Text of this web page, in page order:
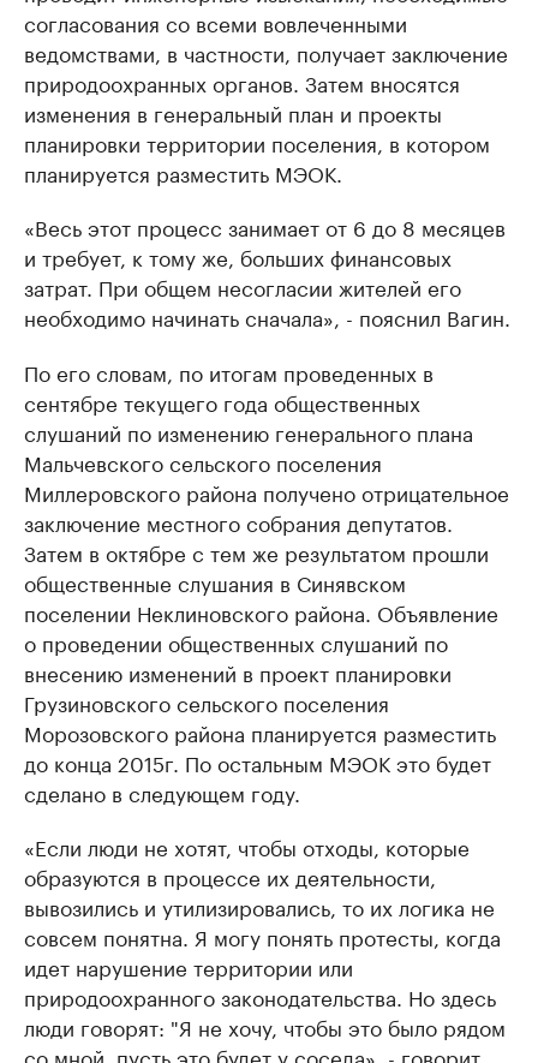
согласования со всеми вовлеченными
ведомствами, в частности, получает заключение
природоохранных органов. Затем вносятся
изменения в генеральный план и проекты
планировки территории поселения, в котором
планируется разместить МЭОК.
«Весь этот процесс занимает от 6 до 8 месяцев
и требует, к тому же, больших финансовых
затрат. При общем несогласии жителей его
необходимо начинать сначала», - пояснил Вагин.
По его словам, по итогам проведенных в
сентябре текущего года общественных
слушаний по изменению генерального плана
Мальчевского сельского поселения
Миллеровского района получено отрицательное
заключение местного собрания депутатов.
Затем в октябре с тем же результатом прошли
общественные слушания в Синявском
поселении Неклиновского района. Объявление
о проведении общественных слушаний по
внесению изменений в проект планировки
Грузиновского сельского поселения
Морозовского района планируется разместить
до конца 2015г. По остальным МЭОК это будет
сделано в следующем году.
«Если люди не хотят, чтобы отходы, которые
образуются в процессе их деятельности,
вывозились и утилизировались, то их логика не
совсем понятна. Я могу понять протесты, когда
идет нарушение территории или
природоохранного законодательства. Но здесь
люди говорят: "Я не хочу, чтобы это было рядом
со мной, пусть это будет у соседа», - говорит